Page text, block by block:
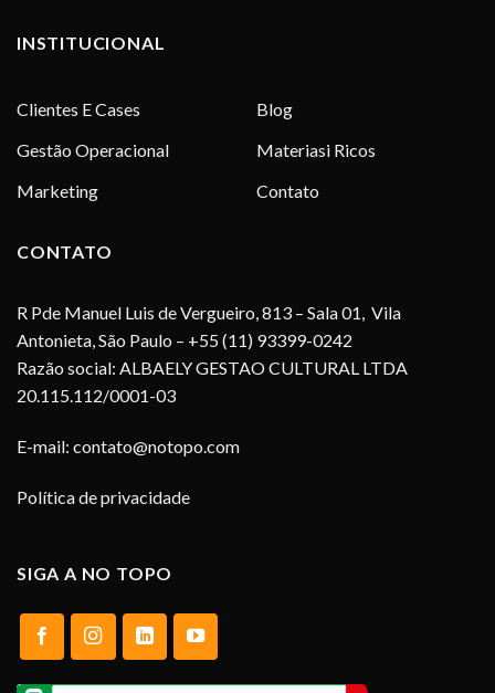
INSTITUCIONAL
Clientes E Cases
Gestão Operacional
Marketing
Blog
Materiasi Ricos
Contato
CONTATO
R Pde Manuel Luis de Vergueiro, 813 – Sala 01, Vila
Antonieta, São Paulo – +55 (11) 93399-0242
Razão social: ALBAELY GESTAO CULTURAL LTDA
20.115.112/0001-03
E-mail: contato@notopo.com
Política de privacidade
SIGA A NO TOPO